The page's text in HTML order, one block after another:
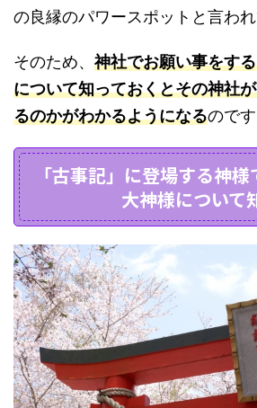
の良縁のパワースポットと言われ
そのため、 神社でお願い事をす
について知っておくとその神社
るのかがわかるようになるのです
「古事記」に登場する神
大神様について